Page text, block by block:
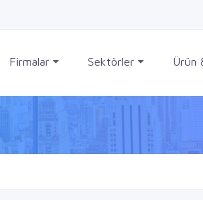
Firmalar Sektörler Ürün